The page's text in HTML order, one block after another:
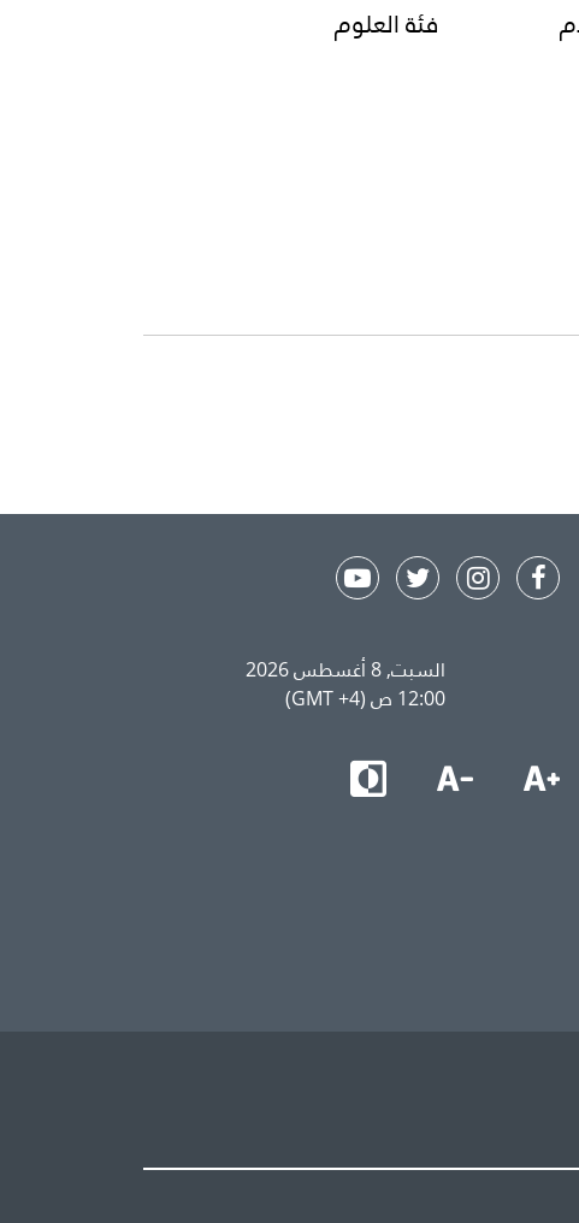
فئة العلوم
السبت, 8 أغسطس 2026
12:00 ص (GMT +4)